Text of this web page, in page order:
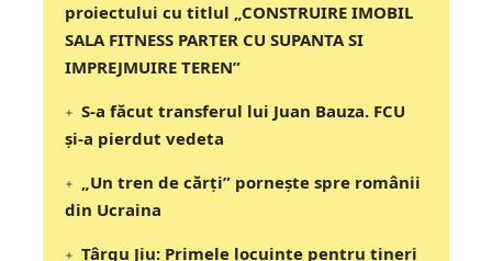
proiectului cu titlul „CONSTRUIRE IMOBIL
SALA FITNESS PARTER CU SUPANTA SI
IMPREJMUIRE TEREN”
S-a făcut transferul lui Juan Bauza. FCU
și-a pierdut vedeta
„Un tren de cărți” pornește spre românii
din Ucraina
Târgu Jiu: Primele locuințe pentru tineri